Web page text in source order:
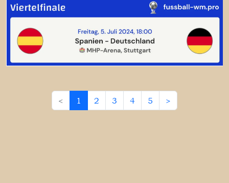
< 1 2 3 4 5 >